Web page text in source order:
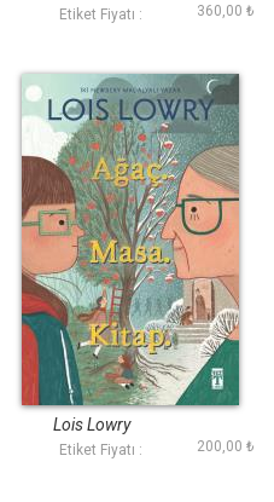
Etiket Fiyatı : 360,00 ₺
Ağaç Masa Kitap
Lois Lowry
Etiket Fiyatı : 200,00 ₺